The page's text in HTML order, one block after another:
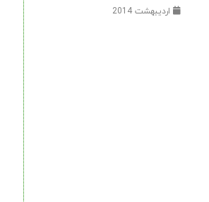
اردیبهشت 2014